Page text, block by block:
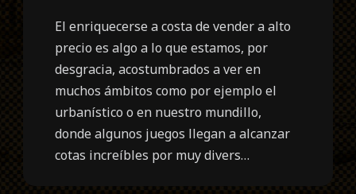
El enriquecerse a costa de vender a alto
precio es algo a lo que estamos, por
desgracia, acostumbrados a ver en
muchos ámbitos como por ejemplo el
urbanístico o en nuestro mundillo,
donde algunos juegos llegan a alcanzar
cotas increíbles por muy divers…